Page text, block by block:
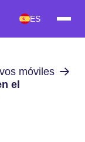
ES
móviles
el